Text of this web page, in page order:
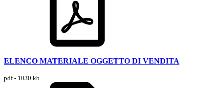
ELENCO MATERIALE OGGETTO DI VENDITA
pdf - 1030 kb